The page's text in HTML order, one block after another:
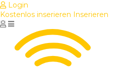
Login
Kostenlos inserieren Inserieren